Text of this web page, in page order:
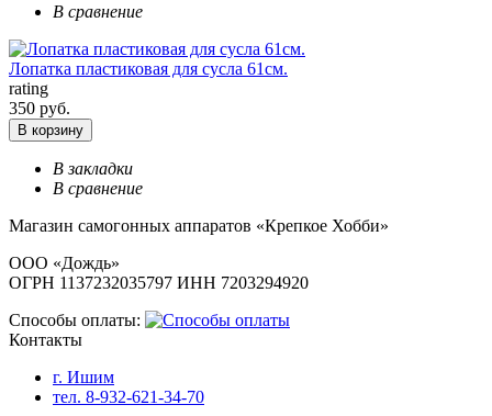
В сравнение
Лопатка пластиковая для сусла 61см.
rating
350 руб.
В корзину
В закладки
В сравнение
Магазин самогонных аппаратов «Крепкое Хобби»
ООО «Дождь»
ОГРН 1137232035797 ИНН 7203294920
Способы оплаты:
Контакты
г. Ишим
тел. 8-932-621-34-70